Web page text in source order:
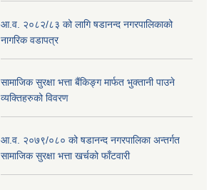
आ.व. २०८२/८३ को लागि षडानन्द नगरपालिकाको
नागरिक वडापत्र
सामाजिक सुरक्षा भत्ता बैंकिङ्ग मार्फत भुक्तानी पाउने
व्यक्तिहरुको विवरण
आ.व. २०७९/०८० को षडानन्द नगरपालिका अन्तर्गत
सामाजिक सुरक्षा भत्ता खर्चको फाँटवारी